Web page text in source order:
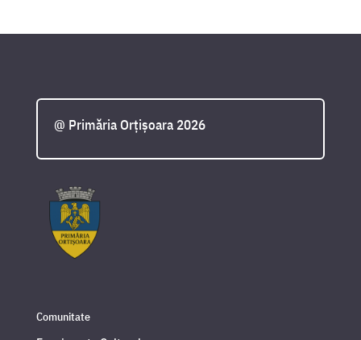
@ Primăria Orțișoara 2026
Comunitate